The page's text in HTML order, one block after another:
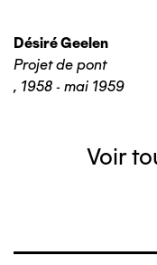
Désiré Geelen
Projet de pont
, 1958 - mai 1959
Voir